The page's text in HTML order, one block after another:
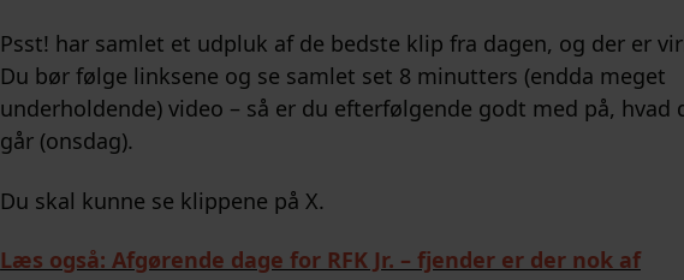
Psst! har samlet et udpluk af de bedste klip fra dagen, og der er
Du bør følge linksene og se samlet set 8 minutters (endda meget
underholdende) video – så er du efterfølgende godt med på, hvad
går (onsdag).
Du skal kunne se klippene på X.
Læs også: Afgørende dage for RFK Jr. – fjender er der nok af